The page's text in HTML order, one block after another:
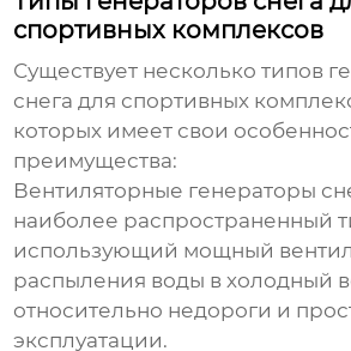
спортивных комплексов
Существует несколько типов
снега для спортивных
которых имеет свои
преимущества:
Вентиляторные генераторы
наиболее распространенный
использующий мощный
распыления воды в холодный
относительно недороги и
эксплуатации.